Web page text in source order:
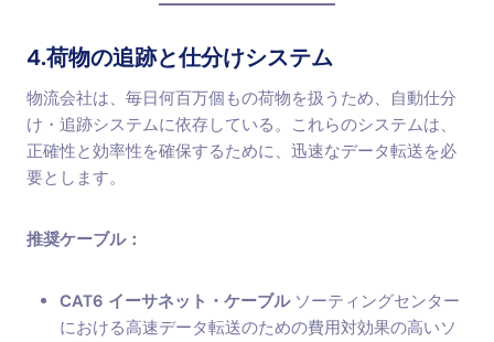
4.荷物の追跡と仕分けシステム
物流会社は、毎日何百万個もの荷物を扱うため、自動仕分
け・追跡システムに依存している。これらのシステムは、
正確性と効率性を確保するために、迅速なデータ転送を必
要とします。
推奨ケーブル：
CAT6 イーサネット・ケーブルソーティングセンター
における高速データ転送のための費用対効果の高いソ